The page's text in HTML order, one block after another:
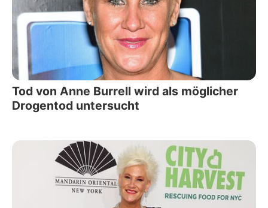
Tod von Anne Burrell wird als möglicher
Drogentod untersucht